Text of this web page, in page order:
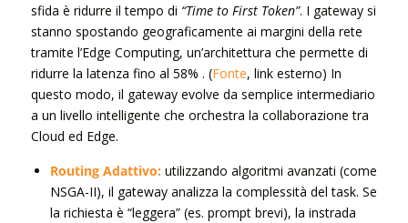
sfida è ridurre il tempo di “Time to First Token”. I gateway si
stanno spostando geograficamente ai margini della rete
tramite l’Edge Computing, un’architettura che permette di
ridurre la latenza fino al 58% . (Fonte, link esterno) In
questo modo, il gateway evolve da semplice intermediario
a un livello intelligente che orchestra la collaborazione tra
Cloud ed Edge.
Routing Adattivo:utilizzando algoritmi avanzati (come
NSGA-II), il gateway analizza la complessità del task. Se
la richiesta è “leggera” (es. prompt brevi), la instrada